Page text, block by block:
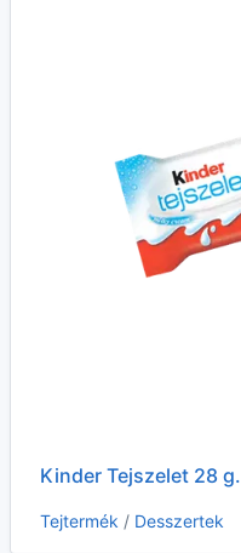
Kinder Tejszelet 28 g.
Tejtermék / Desszertek